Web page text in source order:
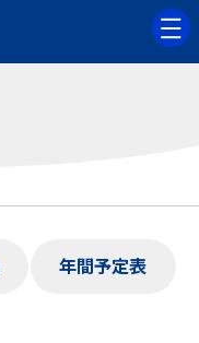
年間予定表